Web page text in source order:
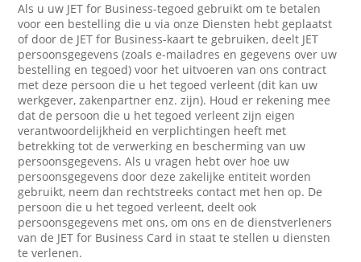
Als u uw JET for Business-tegoed gebruikt om te betalen
voor een bestelling die u via onze Diensten hebt geplaatst
of door de JET for Business-kaart te gebruiken, deelt JET
persoonsgegevens (zoals e-mailadres en gegevens over uw
bestelling en tegoed) voor het uitvoeren van ons contract
met deze persoon die u het tegoed verleent (dit kan uw
werkgever, zakenpartner enz. zijn). Houd er rekening mee
dat de persoon die u het tegoed verleent zijn eigen
verantwoordelijkheid en verplichtingen heeft met
betrekking tot de verwerking en bescherming van uw
persoonsgegevens. Als u vragen hebt over hoe uw
persoonsgegevens door deze zakelijke entiteit worden
gebruikt, neem dan rechtstreeks contact met hen op. De
persoon die u het tegoed verleent, deelt ook
persoonsgegevens met ons, om ons en de dienstverleners
van de JET for Business Card in staat te stellen u diensten
te verlenen.